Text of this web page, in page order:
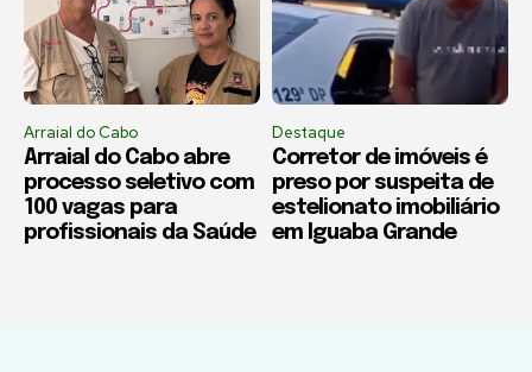
Arraial do Cabo
Arraial do Cabo abre
processo seletivo com
100 vagas para
profissionais da Saúde
Destaque
Corretor de imóveis é
preso por suspeita de
estelionato imobiliário
em Iguaba Grande